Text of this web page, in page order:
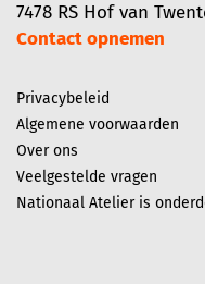
7478 RS Hof van
Contact opnemen
Privacybeleid
Algemene voorwaarden
Over ons
Veelgestelde vragen
Nationaal Atelier is